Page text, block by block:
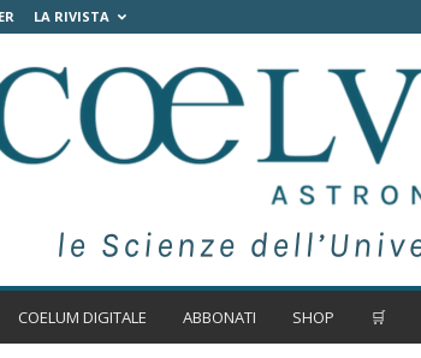
LA RIVISTA
COELUM DIGITALE ABBONATI SHOP 🛒